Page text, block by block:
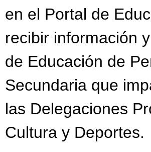
en el Portal de
recibir información
de Educación de
Secundaria que
las Delegaciones
Cultura y Deportes.